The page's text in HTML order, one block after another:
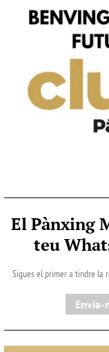
El Pànxing
teu
Sigues el primer a tindre la
Envia-